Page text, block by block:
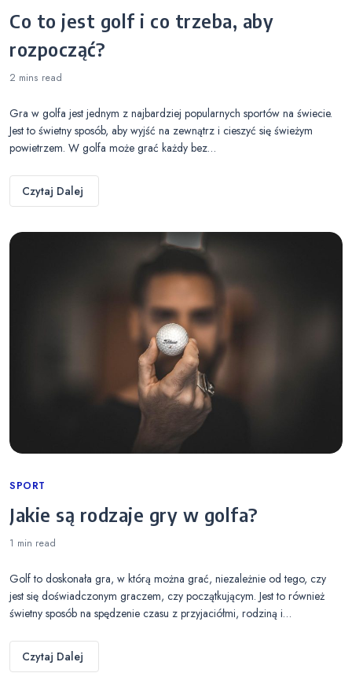
Co to jest golf i co trzeba, aby
rozpocząć?
2 mins read
Gra w golfa jest jednym z najbardziej popularnych sportów na świecie.
Jest to świetny sposób, aby wyjść na zewnątrz i cieszyć się świeżym
powietrzem. W golfa może grać każdy bez…
Czytaj Dalej
Categories
SPORT
Jakie są rodzaje gry w golfa?
1 min read
Golf to doskonała gra, w którą można grać, niezależnie od tego, czy
jest się doświadczonym graczem, czy początkującym. Jest to również
świetny sposób na spędzenie czasu z przyjaciółmi, rodziną i…
Czytaj Dalej